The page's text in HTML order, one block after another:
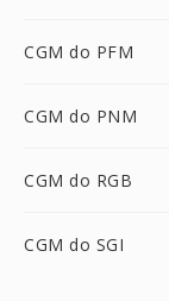
CGM do PFM
CGM do PNM
CGM do RGB
CGM do SGI